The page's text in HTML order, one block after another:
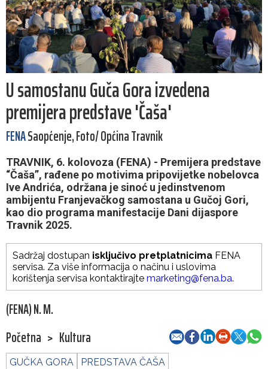
U samostanu Guča Gora izvedena
premijera predstave 'Čaša'
FENASaopćenje, Foto/ Općina Travnik
TRAVNIK, 6. kolovoza (FENA) - Premijera predstave
“Čaša”, rađene po motivima pripovijetke nobelovca
Ive Andrića, održana je sinoć u jedinstvenom
ambijentu Franjevačkog samostana u Gučoj Gori,
kao dio programa manifestacije Dani dijaspore
Travnik 2025.
Sadržaj dostupan isključivo pretplatnicima FENA
servisa. Za više informacija o načinu i uslovima
korištenja servisa kontaktirajte marketing@fena.ba.
(FENA) N. M.
Početna > Kultura
GUČKA GORA PREDSTAVA ČAŠA